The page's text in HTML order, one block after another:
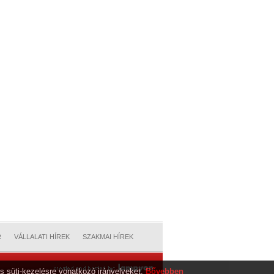
VÁLLALATI HÍREK SZAKMAI HÍREK
süti-kezelésre vonatkozó irányelveket.Bővebben